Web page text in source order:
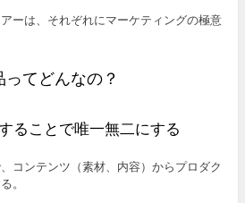
ーは、それぞれにマーケティングの極意
てどんなの？
ることで唯一無二にする
コンテンツ（素材、内容）からプロダク
る。